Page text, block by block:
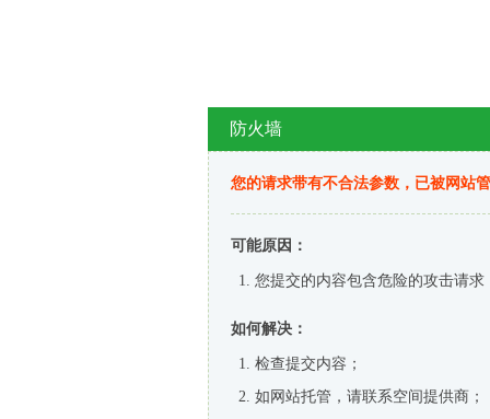
防火墙
您的请求带有不合法参数，已被网站
可能原因：
您提交的内容包含危险的攻击请求
如何解决：
检查提交内容；
如网站托管，请联系空间提供商；